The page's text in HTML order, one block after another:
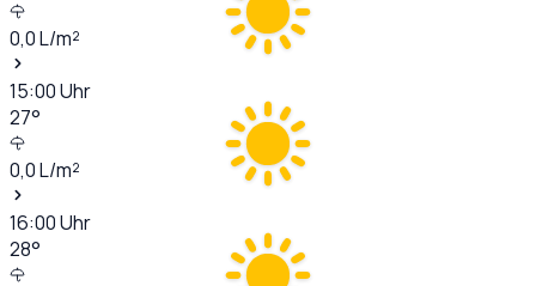
0,0L/m²
15:00Uhr
27°
0,0L/m²
16:00Uhr
28°